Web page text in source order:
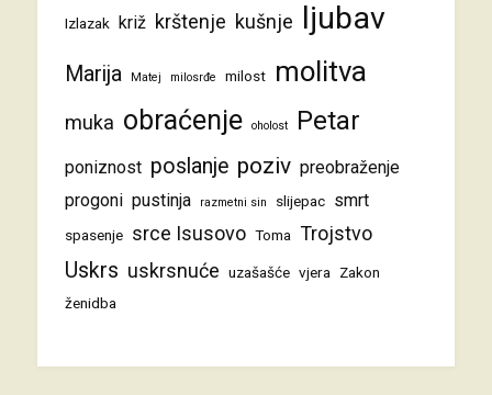
Izlazak križ krštenje kušnje ljubav
Marija Matej milosrđe milost molitva
muka obraćenje oholost Petar
poniznost poslanje poziv preobraženje
progoni pustinja razmetni sin slijepac smrt
spasenje srce Isusovo Toma Trojstvo
Uskrs uskrsnuće uzašašće vjera
Zakon
ženidba